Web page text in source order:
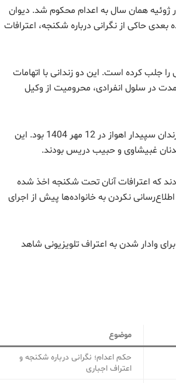
عرب اهوازی، در فوریه 2025 بازداشت و در ژوئیه همان سال به اعدام محکوم شد. دیوان
منتشرشده بعدی حاکی از نگرانی درباره شکنجه، اعترافات
جلب کرده است. این دو زندانی با اتهامات
در سلول انفرادی، محرومیت از وکیل
مهم‌ترین پرونده اعدام در این دوره، اعدام شش زندانی عرب اهوازی در زندان سپیدار اهواز در 12 مهر 1404 بود. این
غبیشاوی و حبیب دریس بودند.
که اعترافات آنان تحت شکنجه اخذ شده
نکردن به خانواده‌ها پیش از اجرای
وادار شدن به اعتراف تلویزیونی شاهد
موضوع
حکم اعدام؛ نگرانی درباره شکنجه و
اعتراف اجباری